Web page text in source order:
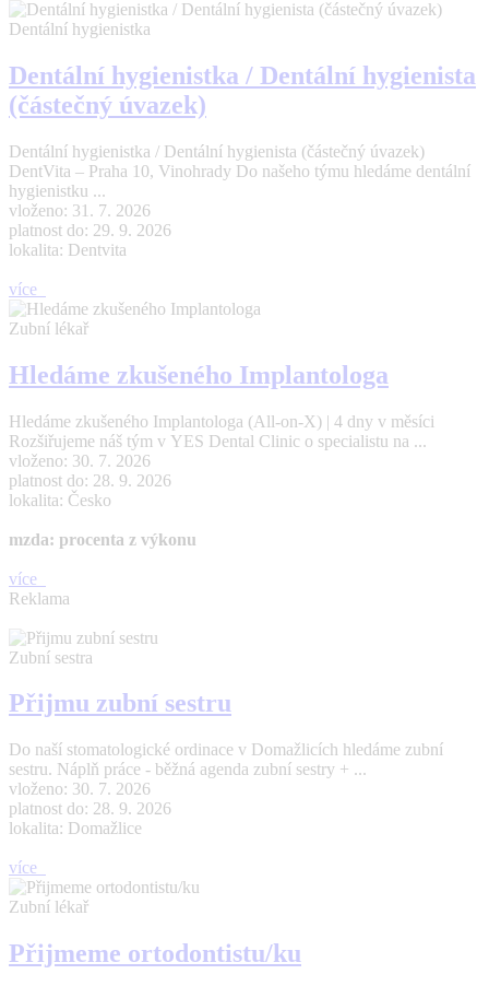
Dentální hygienistka
Dentální hygienistka / Dentální hygienista
(částečný úvazek)
Dentální hygienistka / Dentální hygienista (částečný úvazek)
DentVita – Praha 10, Vinohrady Do našeho týmu hledáme dentální
hygienistku ...
vloženo: 31. 7. 2026
platnost do: 29. 9. 2026
lokalita: Dentvita
více
Zubní lékař
Hledáme zkušeného Implantologa
Hledáme zkušeného Implantologa (All-on-X) | 4 dny v měsíci
Rozšiřujeme náš tým v YES Dental Clinic o specialistu na ...
vloženo: 30. 7. 2026
platnost do: 28. 9. 2026
lokalita: Česko
mzda: procenta z výkonu
více
Reklama
Zubní sestra
Přijmu zubní sestru
Do naší stomatologické ordinace v Domažlicích hledáme zubní
sestru. Náplň práce - běžná agenda zubní sestry + ...
vloženo: 30. 7. 2026
platnost do: 28. 9. 2026
lokalita: Domažlice
více
Zubní lékař
Přijmeme ortodontistu/ku